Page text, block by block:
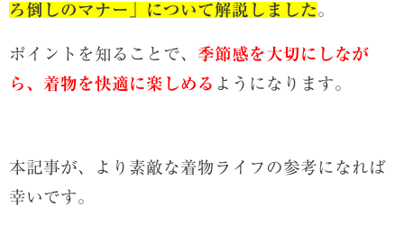
ろ倒しのマナー」について解説しました。
ポイントを知ることで、 季節感を大切にしなが
ら、着物を快適に楽しめる ようになります。
本記事が、より素敵な着物ライフの参考になれば
幸いです。